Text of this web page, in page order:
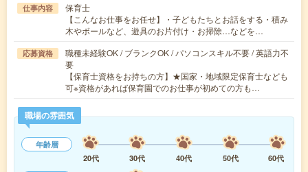
仕事内容
保育士
【こんなお仕事をお任せ】・子どもたちとお話をする・積み
木やボールなど、遊具のお片付け・お掃除…などを…
応募資格
職種未経験OK / ブランクOK / パソコンスキル不要 / 英語力不
要
【保育士資格をお持ちの方】★国家・地域限定保育士なども
可※資格があれば保育園でのお仕事が初めての方も…
職場の雰囲気
年齢層
20代
30代 40代 50代
60代